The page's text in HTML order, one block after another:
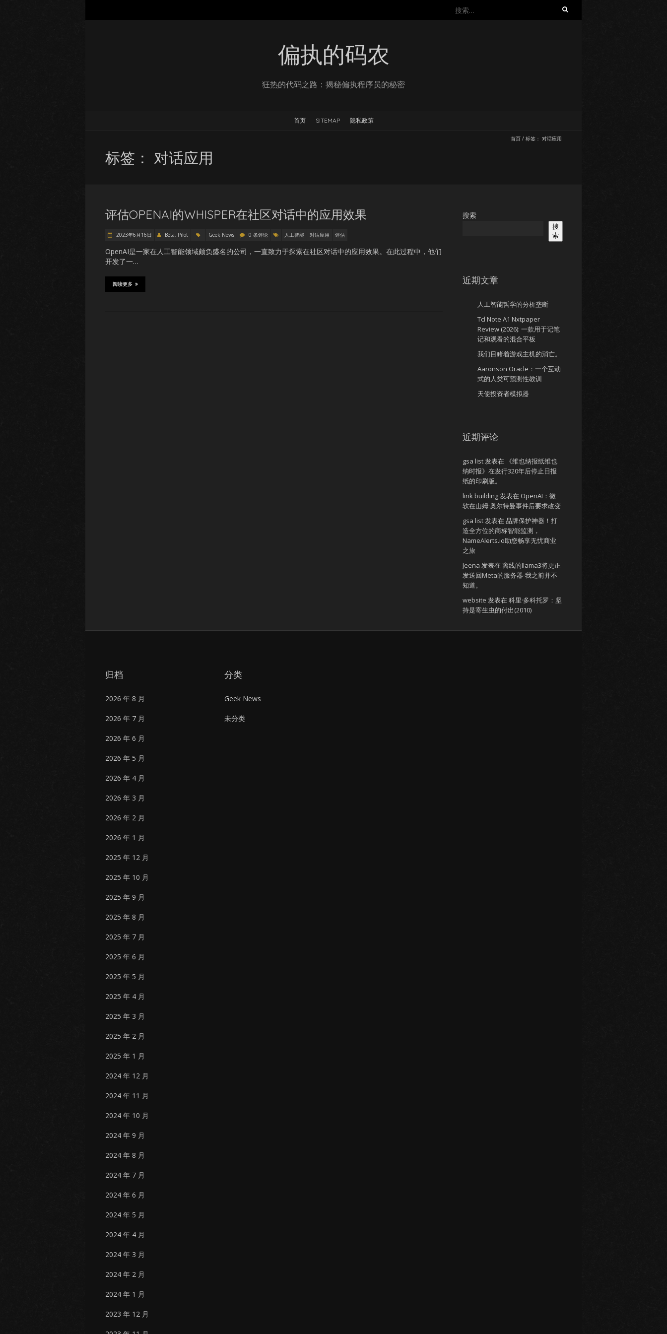
搜
偏执的码农
狂热的代码之路：揭秘偏执程序员的秘密
首页 SITEMAP 隐私政策
首页 / 标签： 对话应用
标签： 对话应用
评估OPENAI的WHISPER在社区对话中的应用效果
2023年6月16日 Beta, Pilot Geek News 0 条评论 人工智能 对话应用 评估
OpenAI是一家在人工智能领域颇负盛名的公司，一直致力于探索在社区对话中的应用效果。在此过程中，他们
开发了一…
阅读更多
搜索
搜
索
近期文章
人工智能哲学的分析垄断
Tcl Note A1 Nxtpaper
Review (2026): 一款用于记笔
记和观看的混合平板
我们目睹着游戏主机的消亡。
Aaronson Oracle：一个互动
式的人类可预测性教训
天使投资者模拟器
近期评论
gsa list发表在
《维也纳报纸维也
纳时报》在发行320年后停止日报
纸的印刷版。
link building发表在 OpenAI：微
软在山姆·奥尔特曼事件后要求改变
gsa list发表在 品牌保护神器！打
造全方位的商标智能监测，
NameAlerts.io助您畅享无忧商业
之旅
Jeena 发表在 离线的llama3将更正
发送回Meta的服务器-我之前并不
知道。
website 发表在 科里·多科托罗：坚
持是寄生虫的付出(2010)
归档
2026 年 8 月
2026 年 7 月
2026 年 6 月
2026 年 5 月
2026 年 4 月
2026 年 3 月
2026 年 2 月
2026 年 1 月
2025 年 12 月
2025 年 10 月
2025 年 9 月
2025 年 8 月
2025 年 7 月
2025 年 6 月
2025 年 5 月
2025 年 4 月
2025 年 3 月
2025 年 2 月
2025 年 1 月
2024 年 12 月
2024 年 11 月
2024 年 10 月
2024 年 9 月
2024 年 8 月
2024 年 7 月
2024 年 6 月
2024 年 5 月
2024 年 4 月
2024 年 3 月
2024 年 2 月
2024 年 1 月
2023 年 12 月
分类
Geek News
未分类